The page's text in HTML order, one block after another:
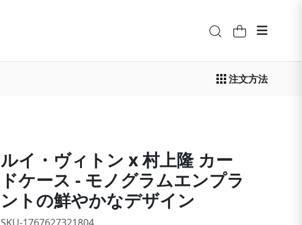
注文方法
ルイ・ヴィトン x 村上隆 カー
ドケース - モノグラムエンプラ
ントの鮮やかなデザイン